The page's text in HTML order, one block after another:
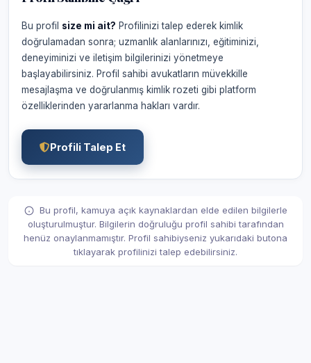
Bu profil size mi ait? Profilinizi talep ederek kimlik
doğrulamadan sonra; uzmanlık alanlarınızı, eğitiminizi,
deneyiminizi ve iletişim bilgilerinizi yönetmeye
başlayabilirsiniz. Profil sahibi avukatların müvekkille
mesajlaşma ve doğrulanmış kimlik rozeti gibi platform
özelliklerinden yararlanma hakları vardır.
Profili Talep Et
Bu profil, kamuya açık kaynaklardan elde edilen bilgilerle
oluşturulmuştur. Bilgilerin doğruluğu profil sahibi tarafından
henüz onaylanmamıştır. Profil sahibiyseniz yukarıdaki butona
tıklayarak profilinizi talep edebilirsiniz.